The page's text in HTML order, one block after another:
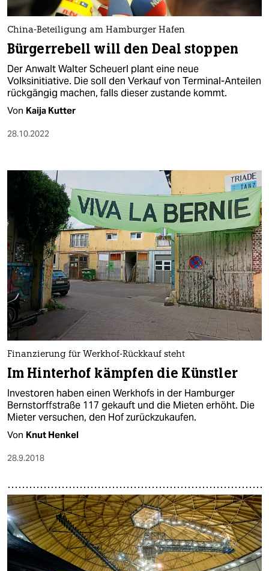
nord
wahrheit
verlag
verlag
veranstaltungen
fragen & hilfe
unterstützen
abo
genossenschaft
epaper login
China-Beteiligung am Hamburger Hafen
Bürgerrebell will den Deal stoppen
Der Anwalt Walter Scheuerl plant eine neue
Volksinitiative. Die soll den Verkauf von Terminal-Anteilen
rückgängig machen, falls dieser zustande kommt.
Von Kaija Kutter
28.10.2022
Finanzierung für Werkhof-Rückkauf steht
Im Hinterhof kämpfen die Künstler
Investoren haben einen Werkhofs in der Hamburger
Bernstorffstraße 117 gekauft und die Mieten erhöht. Die
Mieter versuchen, den Hof zurückzukaufen.
Von Knut Henkel
28.9.2018